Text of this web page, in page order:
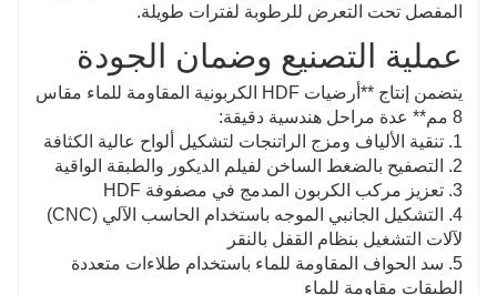
المفصل تحت التعرض للرطوبة لفترات طويلة.
عملية التصنيع وضمان الجودة
يتضمن إنتاج **أرضيات HDF الكربونية المقاومة للماء مقاس
8 مم** عدة مراحل هندسية دقيقة:
1. تنقية الألياف ومزج الراتنجات لتشكيل ألواح عالية الكثافة
2. التصفيح بالضغط الساخن لفيلم الديكور والطبقة الواقية
3. تعزيز مركب الكربون المدمج في مصفوفة HDF
4. التشكيل الجانبي الموجه باستخدام الحاسب الآلي (CNC)
لآلات التشغيل بنظام القفل بالنقر
5. سد الحواف المقاومة للماء باستخدام طلاءات متعددة
الطبقات مقاومة للماء